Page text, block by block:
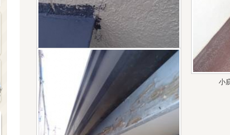
ひび割れが発生しています
小